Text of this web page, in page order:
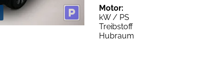
Motor:
kW / PS
Treibstoff
Hubraum